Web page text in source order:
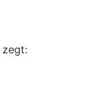
zegt: